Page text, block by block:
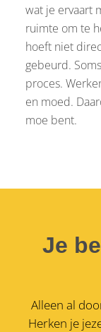
wat je ervaart
ruimte om te
hoeft niet
gebeurd.
proces.
en moed.
moe bent.
Je
Alleen al
Herken je